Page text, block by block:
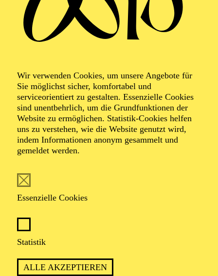
Wir verwenden Cookies, um unsere Angebote für
Sie möglichst sicher, komfortabel und
serviceorientiert zu gestalten. Essenzielle Cookies
sind unentbehrlich, um die Grundfunktionen der
Website zu ermöglichen. Statistik-Cookies helfen
uns zu verstehen, wie die Website genutzt wird,
indem Informationen anonym gesammelt und
gemeldet werden.
Essenzielle Cookies
Statistik
ALLE AKZEPTIEREN
Foto: Johan Sandberg
Davit Bassénz
Tänzer (Gruppe)
und stammt aus einer künstlerischen Familie. Er begann
in Armenien. Seine Lehrer waren Tatevik Gharibyan
Jahren kam er nach Deutschland, war von 2008-2009
am Gymnasium Essen-Werden um dann seine